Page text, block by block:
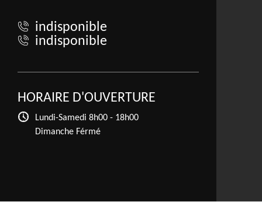
indisponible
indisponible
HORAIRE D'OUVERTURE
Lundi-Samedi 8h00 - 18h00
Dimanche Férmé